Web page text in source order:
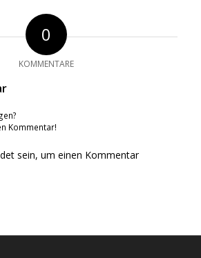
0
KOMMENTARE
Kommentar!
sein, um einen Kommentar